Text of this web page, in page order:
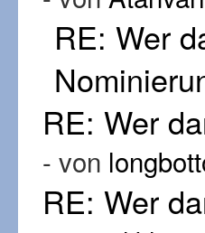
RE: Wer
RE: Wer
- von
RE: Wer